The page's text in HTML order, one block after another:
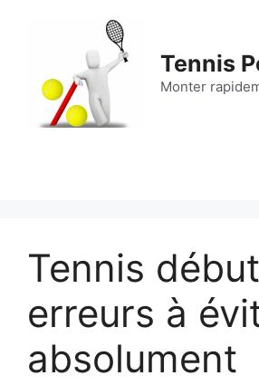
Tennis
Monter
Tennis
erreurs à
absolument